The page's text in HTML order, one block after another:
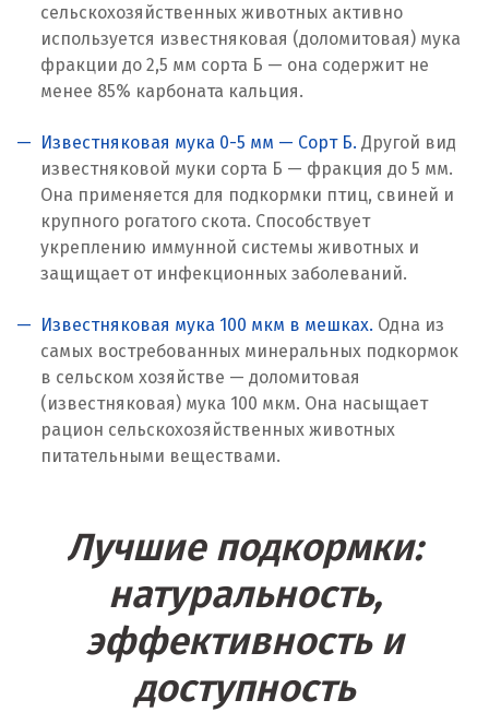
Королёв
Кострома
Краснодар
Краснотурьинск
Красноуфимск
Крым
Кузино
Курск
Лангепас
Липецк
сельскохозяйственных животных активно
используется известняковая (доломитовая) мука
фракции до 2,5 мм сорта Б — она содержит не
менее 85% карбоната кальция.
Известняковая мука 0-5 мм — Сорт Б. Другой вид
известняковой муки сорта Б — фракция до 5 мм.
Она применяется для подкормки птиц, свиней и
крупного рогатого скота. Способствует
укреплению иммунной системы животных и
защищает от инфекционных заболеваний.
Известняковая мука 100 мкм в мешках. Одна из
самых востребованных минеральных подкормок
в сельском хозяйстве — доломитовая
(известняковая) мука 100 мкм. Она насыщает
рацион сельскохозяйственных животных
питательными веществами.
Лучшие подкормки:
натуральность,
эффективность и
доступность